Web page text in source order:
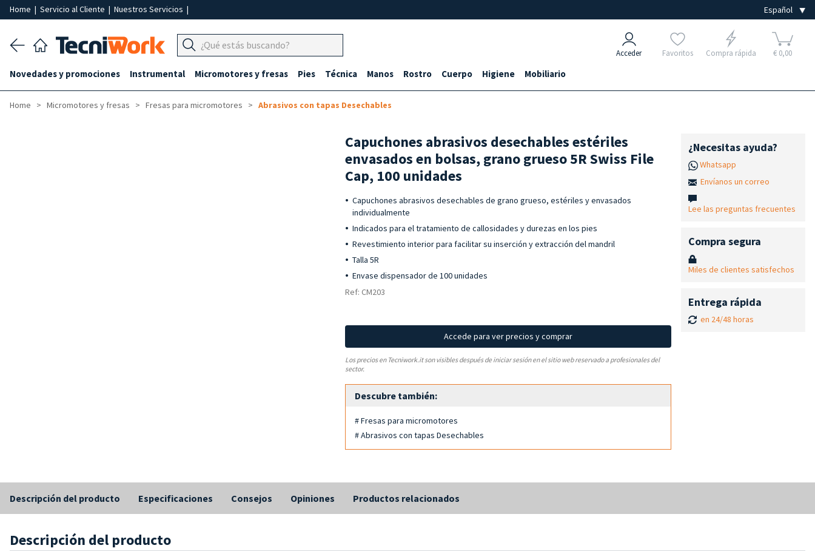
Home | Servicio al Cliente | Nuestros Servicios |
Acceder Favoritos Compra rápida € 0,00
Novedades y promociones Instrumental Micromotores y fresas Pies Técnica Manos Rostro Cuerpo Higiene Mobiliario
Home Micromotores y fresas Fresas para micromotores Abrasivos con tapas Desechables
Capuchones abrasivos desechables estériles
envasados en bolsas, grano grueso 5R Swiss File
Cap, 100 unidades
Capuchones abrasivos desechables de grano grueso, estériles y envasados
individualmente
Indicados para el tratamiento de callosidades y durezas en los pies
Revestimiento interior para facilitar su inserción y extracción del mandril
Talla 5R
Envase dispensador de 100 unidades
Ref: CM203
Accede para ver precios y comprar
Los precios en Tecniwork.it son visibles después de iniciar sesión en el sitio web reservado a profesionales del
sector.
Descubre también:
# Fresas para micromotores
# Abrasivos con tapas Desechables
¿Necesitas ayuda?
Whatsapp
Envíanos un correo
Lee las preguntas frecuentes
Compra segura
Miles de clientes satisfechos
Entrega rápida
en 24/48 horas
Descripción del producto Especificaciones Consejos Opiniones Productos relacionados
Descripción del producto